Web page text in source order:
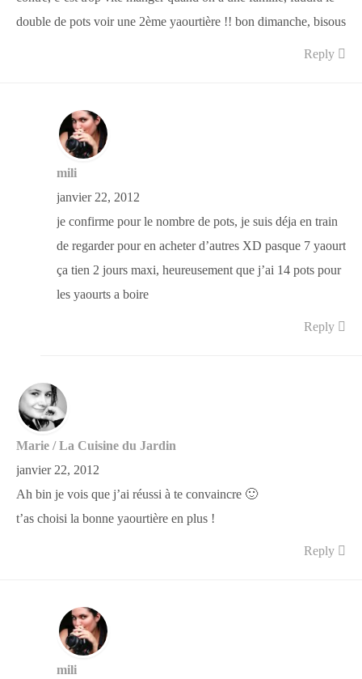
double de pots voir une 2ème yaourtière !! bon dimanche, bisous
Reply
mili
janvier 22, 2012
je confirme pour le nombre de pots, je suis déja en train
de regarder pour en acheter d’autres XD pasque 7 yaourt
ça tien 2 jours maxi, heureusement que j’ai 14 pots pour
les yaourts a boire
Reply
Marie / La Cuisine du Jardin
janvier 22, 2012
Ah bin je vois que j’ai réussi à te convaincre 🙂
t’as choisi la bonne yaourtière en plus !
Reply
mili